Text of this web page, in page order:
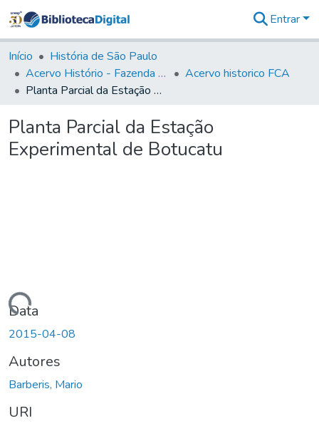
&
Coleções
Tudo na
Biblioteca
Estatísticas
Entrar
Início
História de São Paulo
Acervo Histório - Fazenda Lageado
Acervo historico FCA
Planta Parcial da Estação Experimental de Botucatu
Planta Parcial da Estação
Experimental de Botucatu
Carregando...
Data
2015-04-08
Autores
Barberis, Mario
URI